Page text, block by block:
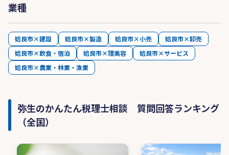
業種
姶良市×建設 姶良市×製造 姶良市×小売
姶良市×卸売
姶良市×飲食・宿泊
姶良市×理美容
姶良市×サービス
姶良市×農業・林業・漁業
弥生のかんたん税理士相談 質問回答ランキング
（全国）